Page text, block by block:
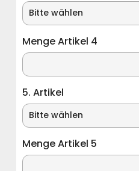
Menge Artikel 4
5. Artikel
Menge Artikel 5